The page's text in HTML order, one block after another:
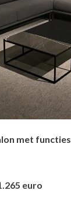
met functies
euro